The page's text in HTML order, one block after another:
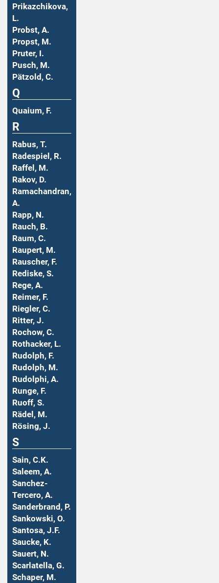
Prikazchikova,
L.
Probst, A.
Propst, M.
Pruter, I.
Pusch, M.
Pätzold, C.
Q
Quaium, F.
R
Rabus, T.
Radespiel, R.
Raffel, M.
Rakov, D.
Ramachandran,
A.
Rapp, N.
Rauch, B.
Raum, C.
Raupert, M.
Rauscher, F.
Rediske, S.
Rege, A.
Reimer, F.
Riegler, C.
Ritter, J.
Rochow, C.
Rothacker, L.
Rudolph, F.
Rudolph, M.
Rudolphi, A.
Runge, F.
Ruoff, S.
Rädel, M.
Rösing, J.
S
Sain, C.K.
Saleem, A.
Sanchez-
Tercero, A.
Sanderbrand, P.
Sankowski, O.
Santosa, J.F.
Saucke, K.
Sauert, N.
Scarlatella, G.
Schaper, M.